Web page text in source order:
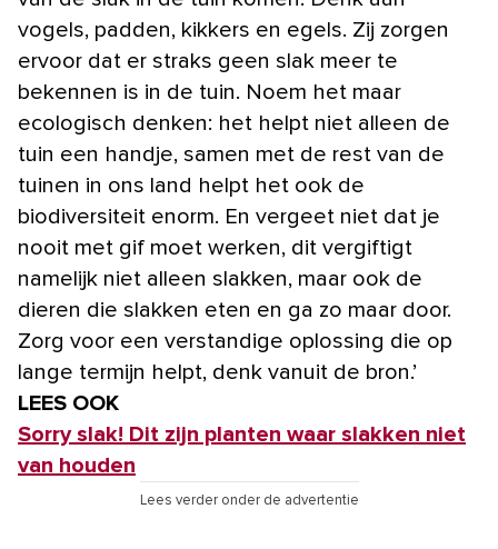
vogels, padden, kikkers en egels. Zij zorgen
ervoor dat er straks geen slak meer te
bekennen is in de tuin. Noem het maar
ecologisch denken: het helpt niet alleen de
tuin een handje, samen met de rest van de
tuinen in ons land helpt het ook de
biodiversiteit enorm. En vergeet niet dat je
nooit met gif moet werken, dit vergiftigt
namelijk niet alleen slakken, maar ook de
dieren die slakken eten en ga zo maar door.
Zorg voor een verstandige oplossing die op
lange termijn helpt, denk vanuit de bron.’
LEES OOK
Sorry slak! Dit zijn planten waar slakken niet
van houden
Lees verder onder de advertentie